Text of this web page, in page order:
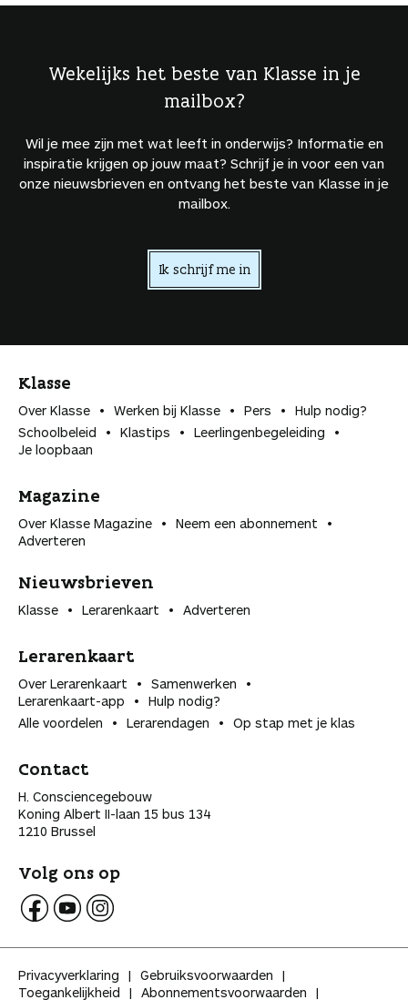
Wekelijks het beste van Klasse in je
mailbox?
Wil je mee zijn met wat leeft in onderwijs? Informatie en
inspiratie krijgen op jouw maat? Schrijf je in voor een van
onze nieuwsbrieven en ontvang het beste van Klasse in je
mailbox.
Ik schrijf me in
Klasse
Over Klasse Werken bij Klasse Pers
Hulp nodig?
Schoolbeleid
Klastips
Leerlingen­begeleiding
Je loopbaan
Magazine
Over Klasse Magazine
Neem een abonnement
Adverteren
Nieuwsbrieven
Klasse Lerarenkaart Adverteren
Lerarenkaart
Over Lerarenkaart
Samenwerken
Lerarenkaart-app
Hulp nodig?
Alle voordelen
Lerarendagen Op stap met je klas
Contact
H. Consciencegebouw
Koning Albert II-laan 15 bus 134
1210 Brussel
Volg ons op
o
l
g
o
g
o
g
Privacyverklaring
Gebruiksvoorwaarden
Toegankelijkheid
Abonnementsvoorwaarden